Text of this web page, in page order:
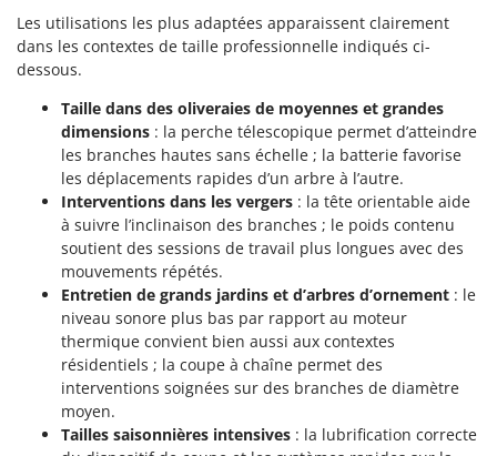
Les utilisations les plus adaptées apparaissent clairement
dans les contextes de taille professionnelle indiqués ci-
dessous.
Taille dans des oliveraies de moyennes et grandes
dimensions : la perche télescopique permet d’atteindre
les branches hautes sans échelle ; la batterie favorise
les déplacements rapides d’un arbre à l’autre.
Interventions dans les vergers : la tête orientable aide
à suivre l’inclinaison des branches ; le poids contenu
soutient des sessions de travail plus longues avec des
mouvements répétés.
Entretien de grands jardins et d’arbres d’ornement : le
niveau sonore plus bas par rapport au moteur
thermique convient bien aussi aux contextes
résidentiels ; la coupe à chaîne permet des
interventions soignées sur des branches de diamètre
moyen.
Tailles saisonnières intensives : la lubrification correcte